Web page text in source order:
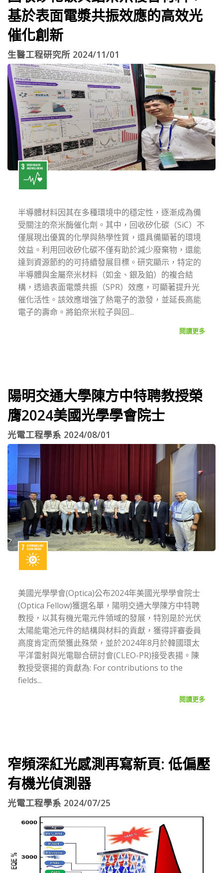
基於表面電漿共振效應的高效光
催化創新
生醫工程研究所 2024/11/01
半導體材料因其在多種環境中的穩定性，逐漸成為備
受關注的奈米酶催化劑。其中，回收矽化碳（SiC）不
僅展現出優異的化學與熱學性質，還具備顯著的環境
效益。利用回收矽化碳不僅有助於減少廢棄物，還能
達到資源節約的可持續發展目標。研究顯示，特定的
半導體與金屬奈米材料（如金、銀及鉑）的複合結
構，透過表面電漿共振（SPR）效應，可顯著提升光
催化活性。該效應增強了熱電子的激發，並延長高能
電子的壽命。將鉑奈米粒子與回...
閱讀更多
陽明交通大學陳方中特聘教授榮
膺2024美國光學學會院士
光電工程學系 2024/08/01
美國光學學會(Optica)公布2024年美國光學學會院士
(Optica Fellow)獲選名單，陽明交通大學陳方中特聘
教授，以其有機光電元件領域的發展，特別是於光伏
太陽能電池元件的結構與材料的貢獻，獲得評審委員
高度肯定而榮獲此殊榮，並於2024年8月於韓國環太
平洋雷射與光電聯合研討會(CLEO-PR)接受表揚。陳
教授受褒揚的貢獻為: For contributions to the
fields...
閱讀更多
窄頻深紅光感測再寫新頁: 低偏壓
有機光偵測器
光電工程學系 2024/07/25